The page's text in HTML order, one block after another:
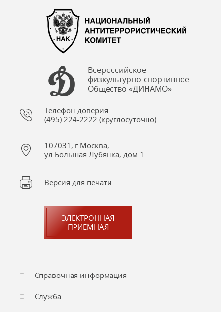
Всероссийское
физкультурно-спортивное
Общество «ДИНАМО»
Телефон доверия:
(495) 224-2222 (круглосуточно)
107031, г.Москва,
ул.Большая Лубянка, дом 1
Версия для печати
ЭЛЕКТРОННАЯ
ПРИЕМНАЯ
Справочная информация
Служба